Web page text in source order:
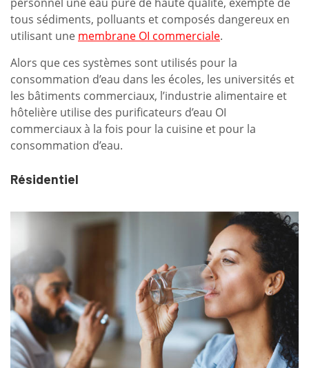
tous sédiments, polluants et composés dangereux en
utilisant une membrane OI commerciale.
Alors que ces systèmes sont utilisés pour la
consommation d’eau dans les écoles, les universités et
les bâtiments commerciaux, l’industrie alimentaire et
hôtelière utilise des purificateurs d’eau OI
commerciaux à la fois pour la cuisine et pour la
consommation d’eau.
Résidentiel